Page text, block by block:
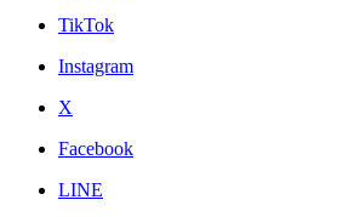
TikTok
Instagram
X
Facebook
LINE